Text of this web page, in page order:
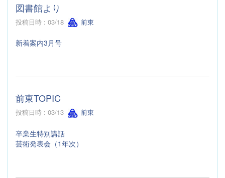
図書館より
投稿日時 : 03/18 前東
新着案内3月号
前東TOPIC
投稿日時 : 03/13 前東
卒業生特別講話
芸術発表会（1年次）